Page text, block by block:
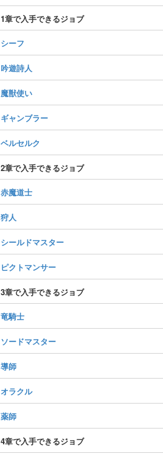
1章で入手できるジョブ
シーフ
吟遊詩人
魔獣使い
ギャンブラー
ベルセルク
2章で入手できるジョブ
赤魔道士
狩人
シールドマスター
ピクトマンサー
3章で入手できるジョブ
竜騎士
ソードマスター
導師
オラクル
薬師
4章で入手できるジョブ